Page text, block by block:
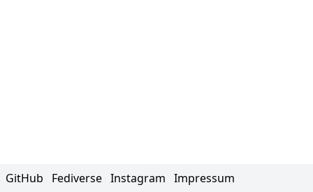
GitHub Fediverse Instagram Impressum